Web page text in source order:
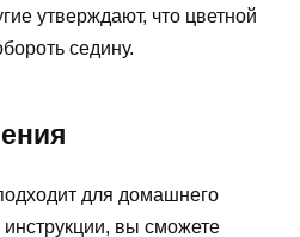
утверждают, что цветной
седину.
для домашнего
вы сможете